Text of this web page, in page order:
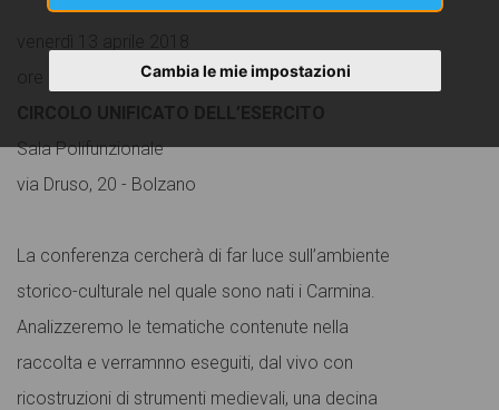
Cambia le mie impostazioni
Sala Polifunzionale
via Druso, 20 - Bolzano
La conferenza cercherà di far luce sull’ambiente
storico-culturale nel quale sono nati i Carmina.
Analizzeremo le tematiche contenute nella
raccolta e verramnno eseguiti, dal vivo con
ricostruzioni di strumenti medievali, una decina